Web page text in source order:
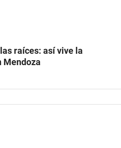
raíces: así vive la
Mendoza